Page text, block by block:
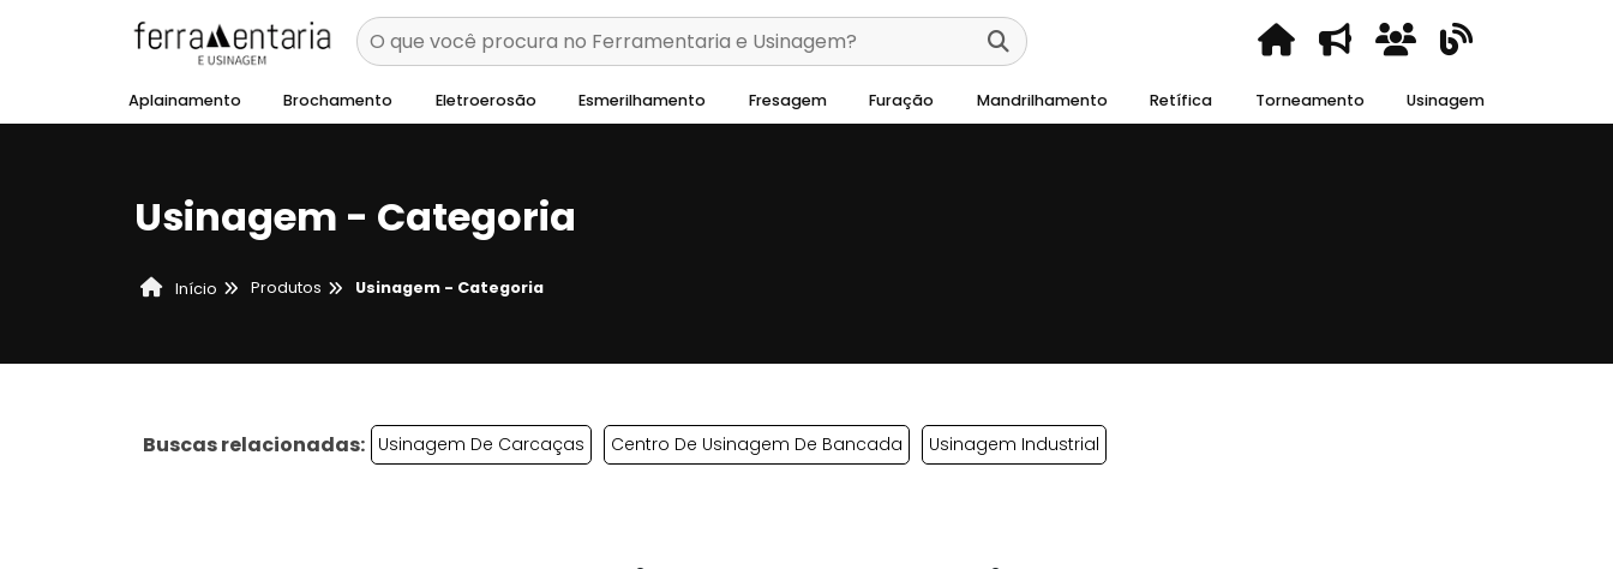
Aplainamento Brochamento Eletroerosão Esmerilhamento Fresagem Furação Mandrilhamento Retífica Torneamento Usinagem
Usinagem - Categoria
Início Produtos Usinagem - Categoria
Buscas relacionadas: Usinagem De Carcaças Centro De Usinagem De Bancada Usinagem Industrial